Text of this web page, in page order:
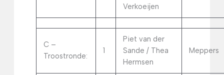
Verkoeijen
C –
Troostronde:
1
Piet van der
Sande / Thea
Hermsen
Meppers